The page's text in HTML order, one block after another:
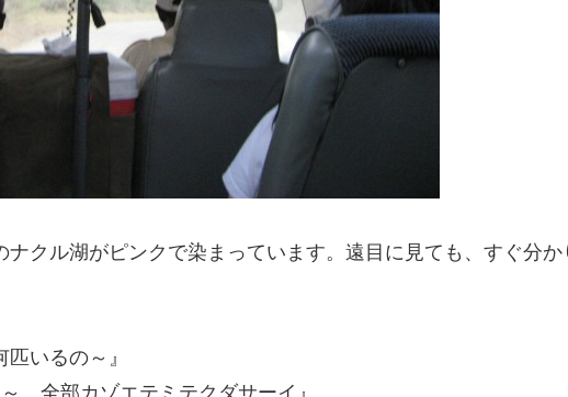
クル湖がピンクで染まっています。遠目に見ても、すぐ分
いるの～』
全部カゾエテミテクダサーイ』